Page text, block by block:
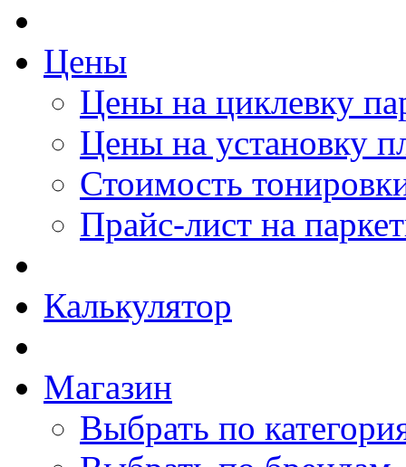
Цены
Цены на циклевку
Цены на установку
Стоимость
Прайс-лист на
Калькулятор
Магазин
Выбрать по